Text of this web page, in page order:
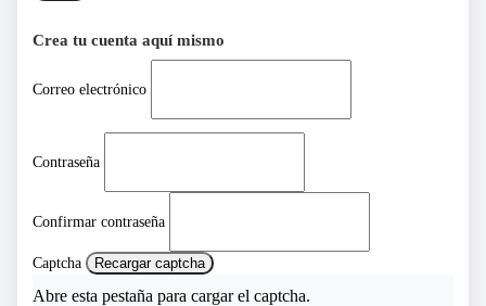
Crea tu cuenta aquí mismo
Correo electrónico
Contraseña
Confirmar contraseña
Captcha Recargar captcha
Abre esta pestaña para cargar el captcha.